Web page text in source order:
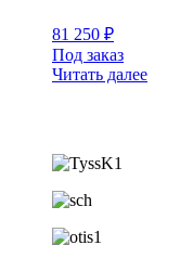
81 250 ₽
Под заказ
Читать далее